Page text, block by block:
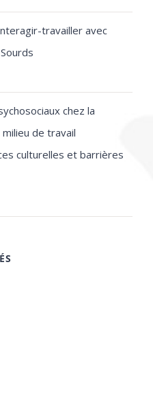
travailler avec
chez la
de travail
culturelles et barrières